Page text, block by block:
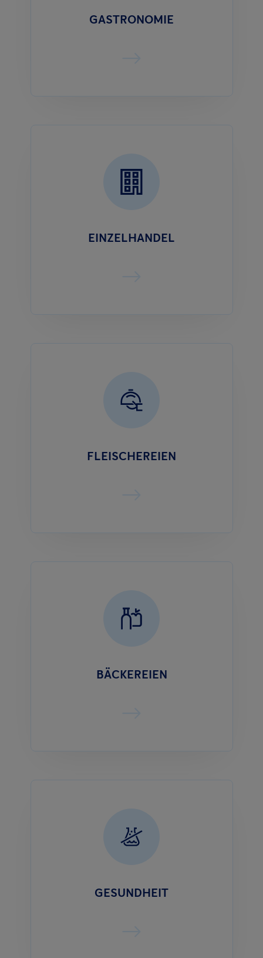
GASTRONOMIE
EINZELHANDEL
FLEISCHEREIEN
BÄCKEREIEN
GESUNDHEIT